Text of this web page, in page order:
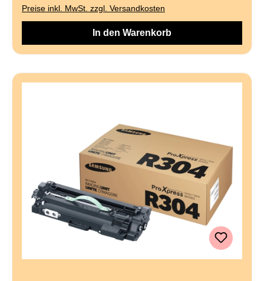
Preise inkl. MwSt. zzgl. Versandkosten
In den Warenkorb